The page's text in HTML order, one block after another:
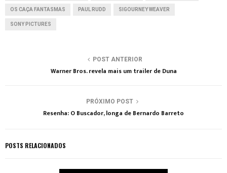
OS CAÇA FANTASMAS PAUL RUDD SIGOURNEY WEAVER
SONY PICTURES
POST ANTERIOR
Warner Bros. revela mais um trailer de Duna
PRÓXIMO POST
Resenha: O Buscador, longa de Bernardo Barreto
POSTS RELACIONADOS